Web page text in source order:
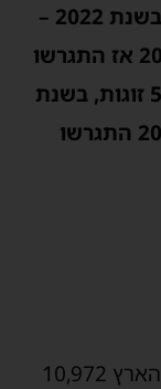
בבית הדין הרבני באשדוד התגשרו בשנת 2022 –
553 זוגות, עלייה של 2% משנת 2021 אז התגרשו
543 זוגות. בשנת 2020 התגרשו 533 זוגות, בשנת
2019 התגרשו 625 זוגות, בשנת 2018 התגרשו
בסך הכל בשנת 2022 התגרשו בכלל הארץ 10,972